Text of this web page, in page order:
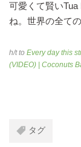
可愛くて賢い
ね。世界の全て
h/t to Every day this
(VIDEO) | Coconuts
タグ